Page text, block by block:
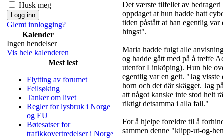
Husk meg
Glemt innlogging?
Kalender
Ingen hendelser
Vis hele kalenderen
Mest lest
Flytting av forumet
Feilsøking
Tanker om livet
Regler for lysbruk i Norge
og EU
Bøtesatser for
trafikkovertredelser i Norge
Det værste tilfellet av bedrageri
oppdaget at hun hadde hatt
tiden påstått at han egentlig
hingst".
Maria hadde fulgt alle
og hadde gått med på å treffe
utenfor Linköping). Hun ble
egentlig var en geit. "Jag
horn och det där skägget. Jag
att något kanske inte stod helt
riktigt detsamma i alla fall."
For å hjelpe foreldre til å
sammen denne "klipp-ut-og-